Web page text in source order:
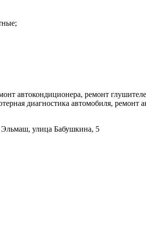
автокондиционера, ремонт
диагностика автомобиля,
Эльмаш, улица Бабушкина, 5